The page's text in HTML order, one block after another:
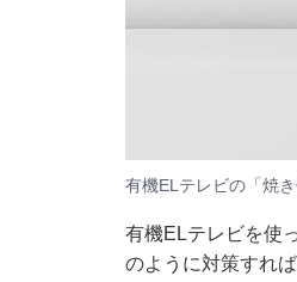
有機ELテレビの「焼
有機ELテレビを使
のように対策すれ